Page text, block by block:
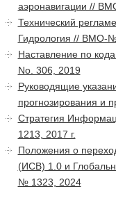
аэронавигации //
Технический
Гидрология // ВМО-
Наставление по
No. 306, 2019
Руководящие
прогнозирования и
Стратегия
1213, 2017 г.
Положения о
(ИСВ) 1.0 и
№ 1323, 2024